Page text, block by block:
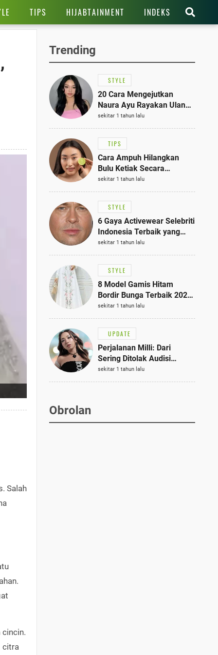
TIPS HIJABTAINMENT INDEKS
Salah
citra
Trending
STYLE
20 Cara Mengejutkan
Naura Ayu Rayakan Ulang
Tahun di Panti Asuhan,
Terlihat Anggun dengan
Kaftan Cokelat
sekitar 1 tahun lalu
TIPS
Cara Ampuh Hilangkan
Bulu Ketiak Secara
Permanen dalam 5
Langkah Sederhana
sekitar 1 tahun lalu
STYLE
6 Gaya Activewear Selebriti
Indonesia Terbaik yang
Bisa Jadi Inspirasi
Fashionmu
sekitar 1 tahun lalu
STYLE
8 Model Gamis Hitam
Bordir Bunga Terbaik 2025,
Stylish untuk Hangout
hingga Acara Semi-Formal
sekitar 1 tahun lalu
UPDATE
Perjalanan Milli: Dari
Sering Ditolak Audisi
hingga Menjadi Rapper Top
10 Thailand
sekitar 1 tahun lalu
Obrolan